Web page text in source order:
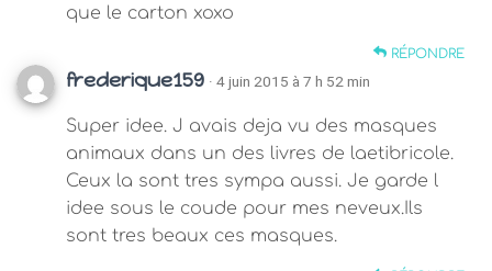
que le carton xoxo
RÉPONDRE
frederique159 · 4 juin 2015 à 7 h 52 min
Super idee. J avais deja vu des masques
animaux dans un des livres de laetibricole.
Ceux la sont tres sympa aussi. Je garde l
idee sous le coude pour mes neveux.Ils
sont tres beaux ces masques.